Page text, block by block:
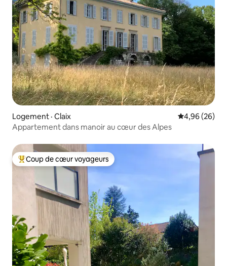
Logement · Claix Note
4,96 (26)
Appartement dans manoir au cœur des Alpes
Coup de cœur voyageurs parmi les plus aimés
Coup de cœur voyageurs